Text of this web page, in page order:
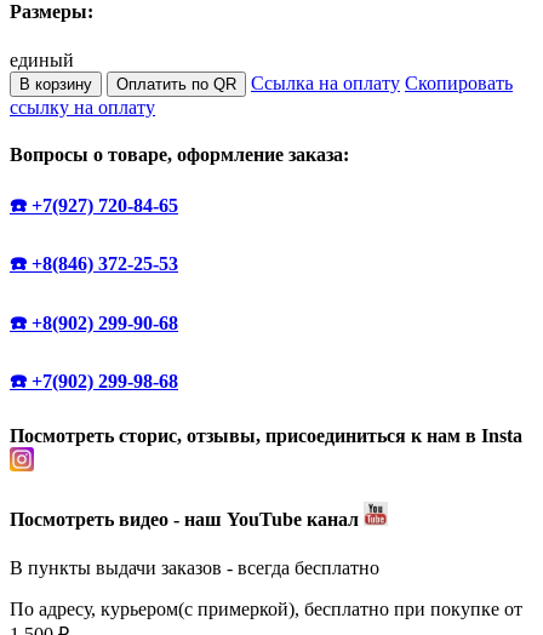
Размеры:
единый
В корзину Оплатить по QR Ссылка на оплату Скопировать
ссылку на оплату
Вопросы о товаре, оформление заказа:
☎️ +7(927) 720-84-65
☎️ +8(846) 372-25-53
☎️ +8(902) 299-90-68
☎️ +7(902) 299-98-68
Посмотреть сторис, отзывы, присоединиться к нам в Insta
Посмотреть видео - наш YouTube канал
В пункты выдачи заказов - всегда бесплатно
По адресу, курьером(с примеркой), бесплатно при покупке от